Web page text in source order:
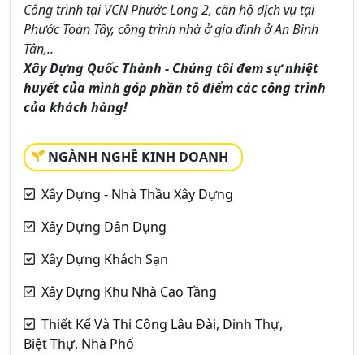
Công trình tại VCN Phước Long 2, căn hộ dịch vụ tại
Phước Toàn Tây, công trình nhà ở gia đình ở An Bình
Tân,..
Xây Dựng Quốc Thành - Chúng tôi đem sự nhiệt
huyết của mình góp phần tô điểm các công trình
của khách hàng!
NGÀNH NGHỀ KINH DOANH
Xây Dựng - Nhà Thầu Xây Dựng
Xây Dựng Dân Dụng
Xây Dựng Khách Sạn
Xây Dựng Khu Nhà Cao Tầng
Thiết Kế Và Thi Công Lâu Đài, Dinh Thự,
Biệt Thự, Nhà Phố